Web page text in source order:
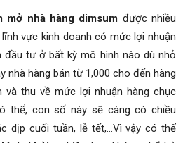
mở nhà hàng dimsum được nhiều
vực kinh doanh có mức lợi nhuận
đầu tư ở bất kỳ mô hình nào dù nhỏ
nhà hàng bán từ 1,000 cho đến hàng
và thu về mức lợi nhuận hàng chục
thể, con số này sẽ càng có chiều
dịp cuối tuần, lễ tết,…Vì vậy có thể